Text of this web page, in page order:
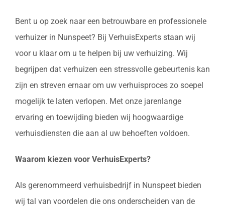
Bent u op zoek naar een betrouwbare en professionele
verhuizer in Nunspeet? Bij VerhuisExperts staan wij
voor u klaar om u te helpen bij uw verhuizing. Wij
begrijpen dat verhuizen een stressvolle gebeurtenis kan
zijn en streven ernaar om uw verhuisproces zo soepel
mogelijk te laten verlopen. Met onze jarenlange
ervaring en toewijding bieden wij hoogwaardige
verhuisdiensten die aan al uw behoeften voldoen.
Waarom kiezen voor VerhuisExperts?
Als gerenommeerd verhuisbedrijf in Nunspeet bieden
wij tal van voordelen die ons onderscheiden van de